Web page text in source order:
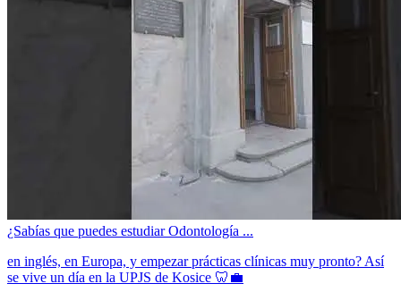
¿Sabías que puedes estudiar Odontología ...
en inglés, en Europa, y empezar prácticas clínicas muy pronto? Así
se vive un día en la UPJS de Kosice 🦷💼